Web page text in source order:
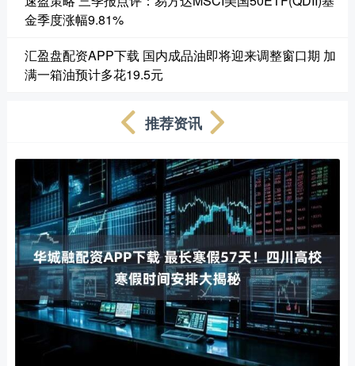
金季度涨幅9.81%
汇盈盘配资APP下载 国内成品油即将迎来调整窗口期 加
满一箱油预计多花19.5元
推荐资讯